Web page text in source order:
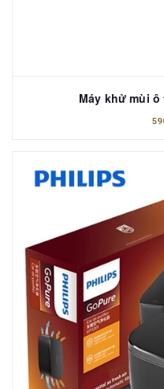
Máy khử mùi ô